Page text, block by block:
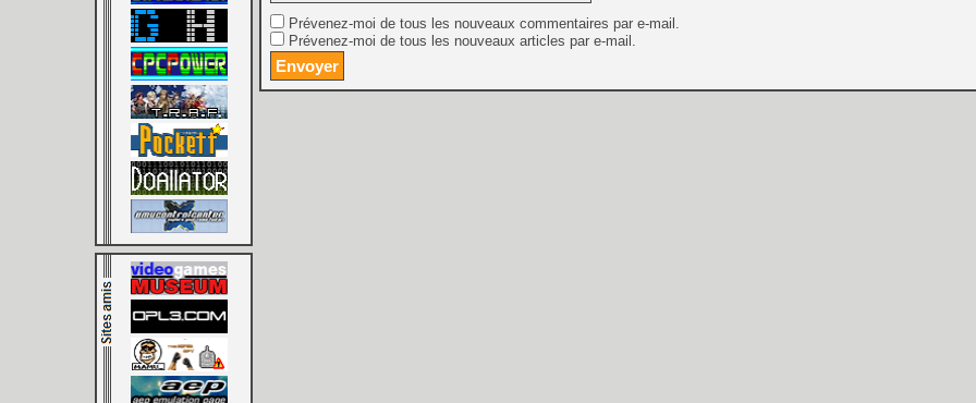
Prévenez-moi de tous les nouveaux commentaires par e-mail.
Prévenez-moi de tous les nouveaux articles par e-mail.